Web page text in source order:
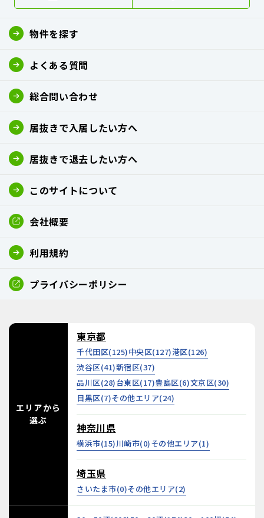
物件を探す
よくある質問
総合問い合わせ
居抜きで入居したい方へ
居抜きで退去したい方へ
このサイトについて
会社概要
利用規約
プライバシーポリシー
エリアから
選ぶ
東京都
千代田区(125)中央区(127)港区(126)
渋谷区(41)新宿区(37)
品川区(28)台東区(17)豊島区(6)文京区(30)
目黒区(7)その他エリア(24)
神奈川県
横浜市(15)川崎市(0)その他エリア(1)
埼玉県
さいたま市(0)その他エリア(2)